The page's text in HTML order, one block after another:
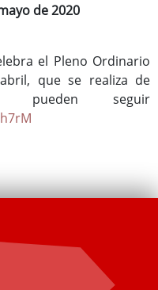
de 2020
el Pleno Ordinario
que se realiza de
pueden seguir